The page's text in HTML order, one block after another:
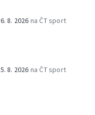
6. 8. 2026 na ČT sport
5. 8. 2026 na ČT sport